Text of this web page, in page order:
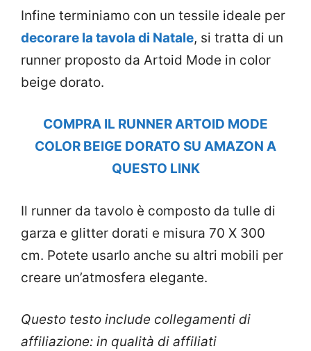
Infine terminiamo con un tessile ideale per
decorare la tavola di Natale, si tratta di un
runner proposto da Artoid Mode in color
beige dorato.
COMPRA IL RUNNER ARTOID MODE
COLOR BEIGE DORATO SU AMAZON A
QUESTO LINK
Il runner da tavolo è composto da tulle di
garza e glitter dorati e misura 70 X 300
cm. Potete usarlo anche su altri mobili per
creare un’atmosfera elegante.
Questo testo include collegamenti di
affiliazione: in qualità di affiliati